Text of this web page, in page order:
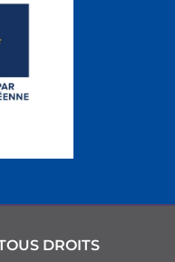
DROITS